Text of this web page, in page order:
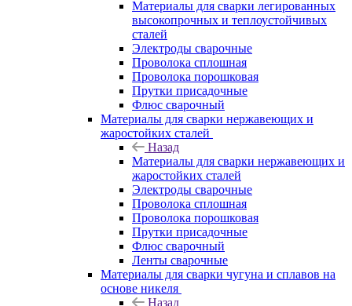
Материалы для сварки легированных
высокопрочных и теплоустойчивых
сталей
Электроды сварочные
Проволока сплошная
Проволока порошковая
Прутки присадочные
Флюс сварочный
Материалы для сварки нержавеющих и
жаростойких сталей
Назад
Материалы для сварки нержавеющих и
жаростойких сталей
Электроды сварочные
Проволока сплошная
Проволока порошковая
Прутки присадочные
Флюс сварочный
Ленты сварочные
Материалы для сварки чугуна и сплавов на
основе никеля
Назад